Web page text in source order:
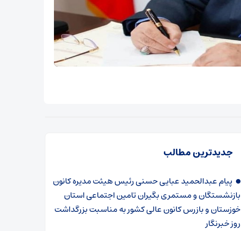
جدیدترین مطالب
پیام عبدالحمید عبایی حسنی رئیس هیئت مدیره کانون
بازنشستگان و مستمری بگیران تامین اجتماعی استان
خوزستان و بازرس کانون عالی کشور به مناسبت بزرگداشت
روز خبرنگار